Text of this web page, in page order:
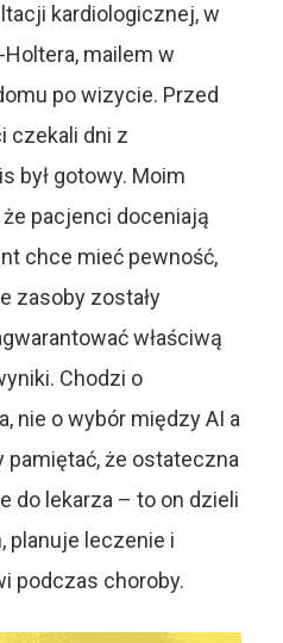
kardiologicznej, w
mailem w
po wizycie. Przed
czekali dni z
był gotowy. Moim
pacjenci doceniają
chce mieć pewność,
zasoby zostały
właściwą
Chodzi o
nie o wybór między AI a
pamiętać, że ostateczna
do lekarza – to on dzieli
planuje leczenie i
podczas choroby.